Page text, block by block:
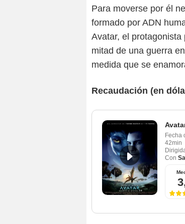
Para moverse por él
formado por ADN
Avatar, el
mitad de una guerra
medida que se
Recaudación (en
Fecha
42min
Con